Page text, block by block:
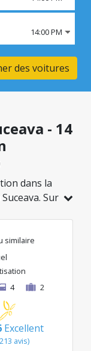
14:00 PM
des voitures
- 14
dans la
Sur
similaire
4 2
Excellent
avis)